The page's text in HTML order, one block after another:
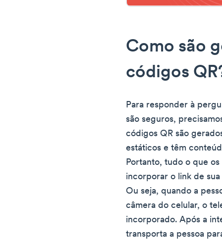
Como são
códigos
Para responder à
são seguros,
códigos QR são
estáticos e têm
Portanto, tudo o que
incorporar o link de
Ou seja, quando a
câmera do celular, o
incorporado. Após a
transporta a pessoa